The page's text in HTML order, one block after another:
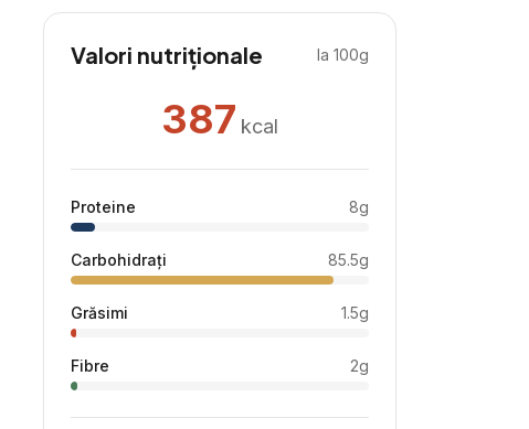
Valori nutriționale la 100g
387 kcal
Proteine 8g
Carbohidrați 85.5g
Grăsimi 1.5g
Fibre 2g